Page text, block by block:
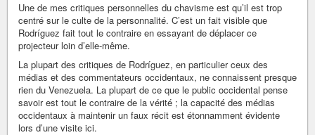
Une de mes critiques personnelles du chavisme est qu’il est trop
centré sur le culte de la personnalité. C’est un fait visible que
Rodríguez fait tout le contraire en essayant de déplacer ce
projecteur loin d’elle-même.
La plupart des critiques de Rodríguez, en particulier ceux des
médias et des commentateurs occidentaux, ne connaissent presque
rien du Venezuela. La plupart de ce que le public occidental pense
savoir est tout le contraire de la vérité ; la capacité des médias
occidentaux à maintenir un faux récit est étonnamment évidente
lors d’une visite ici.